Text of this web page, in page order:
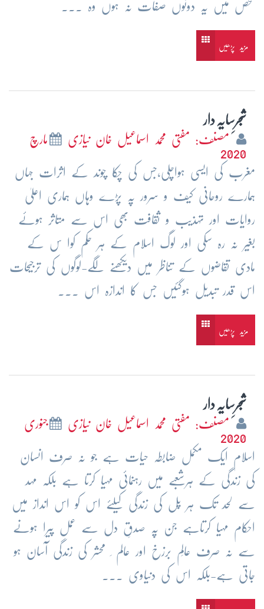
شخص میں یہ دونوں صفات نہ ہوں وہ ...
مزید پڑھیں
شجرِسایہ دار
مصنف: مفتی محمد اسماعیل خان نیازی
مارچ
2020
مغرب کی ایسی ہواچلی،جس کی چکا چوند کے اثرات جہاں
ہمارے روحانی کیف و سرور پہ پڑے وہاں ہماری اعلیٰ
روایات اور تہذیب و ثقافت بھی اس سے متاثر ہوئے
بغیر نہ رہ سکی اور لوگ اسلام کے ہر حکم کوا س کے
مادی تقاضوں کے تناظر میں دیکھنے لگے-لوگوں کی ترجیحات
اس قدر تبدیل ہوگئیں جس کا اندازہ اس ...
مزید پڑھیں
شجرِسایہ دار
مصنف: مفتی محمد اسماعیل خان نیازی
جنوری
2020
اسلام ایک مکمل ضابطہ حیات ہے جو نہ صرف انسان
کی زندگی کے ہرشعبے میں رہنمائی مہیا کرتا ہے بلکہ مہد
سے لحد تک ہر پَل کی زندگی کیلئے اس کو اس انداز میں
احکام مہیا کرتاہے جن پہ صدقِ دل سے عمل پیرا ہونے
سے نہ صرف عالِم برزخ اور عالم ِ محشر کی زندگی آسان ہو
جاتی ہے-بلکہ اس کی دنیاوی ...